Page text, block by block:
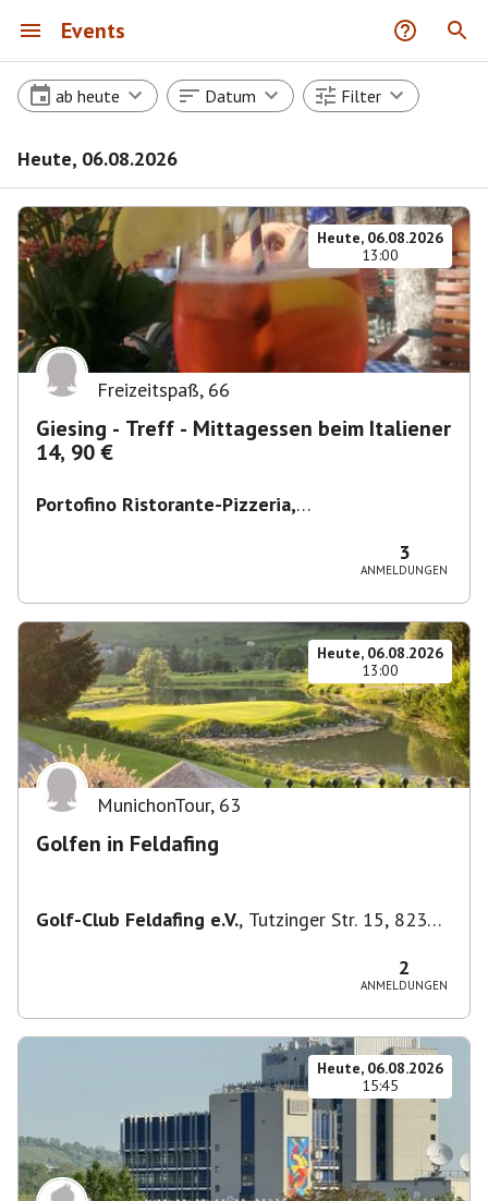
Events
ab heute Datum Filter
Heute, 06.08.2026
Heute, 06.08.2026
13:00
Freizeitspaß, 66
Giesing - Treff - Mittagessen beim Italiener
14, 90 €
Portofino Ristorante-Pizzeria,
3
ANMELDUNGEN
Heute, 06.08.2026
13:00
MunichonTour, 63
Golfen in Feldafing
Golf-Club Feldafing e.V., Tutzinger Str. 15, 82340
2
ANMELDUNGEN
Heute, 06.08.2026
15:45